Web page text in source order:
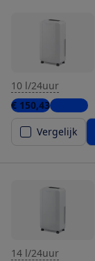
10 l/24uur
€ 150,431 winkel
Vergelijk
14 l/24uur